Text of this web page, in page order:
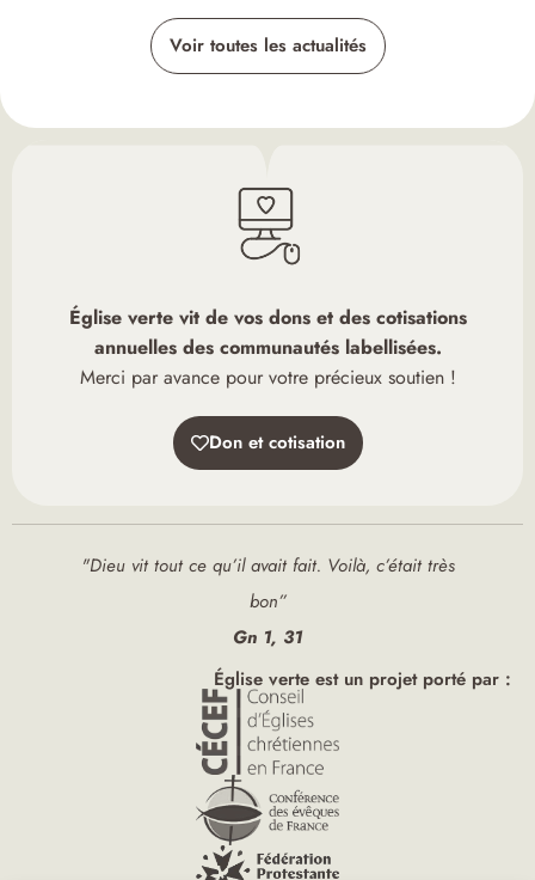
Voir toutes les actualités
Église verte vit de vos dons et des cotisations
annuelles des communautés labellisées.
Merci par avance pour votre précieux soutien !
Don et cotisation
"Dieu vit tout ce qu’il avait fait. Voilà, c’était très
bon”
Gn 1, 31
Église verte est un projet porté par :